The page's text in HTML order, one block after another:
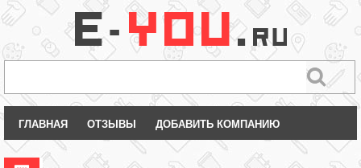
ГЛАВНАЯ ОТЗЫВЫ ДОБАВИТЬ КОМПАНИЮ